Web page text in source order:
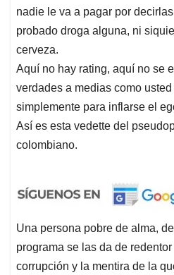
nadie le va a pagar por
probado droga alguna, ni
cerveza.
Aquí no hay rating, aquí no se
verdades a medias como
simplemente para inflarse el
Así es esta vedette del
colombiano.
Una persona pobre de alma,
programa se las da de
corrupción y la mentira de la